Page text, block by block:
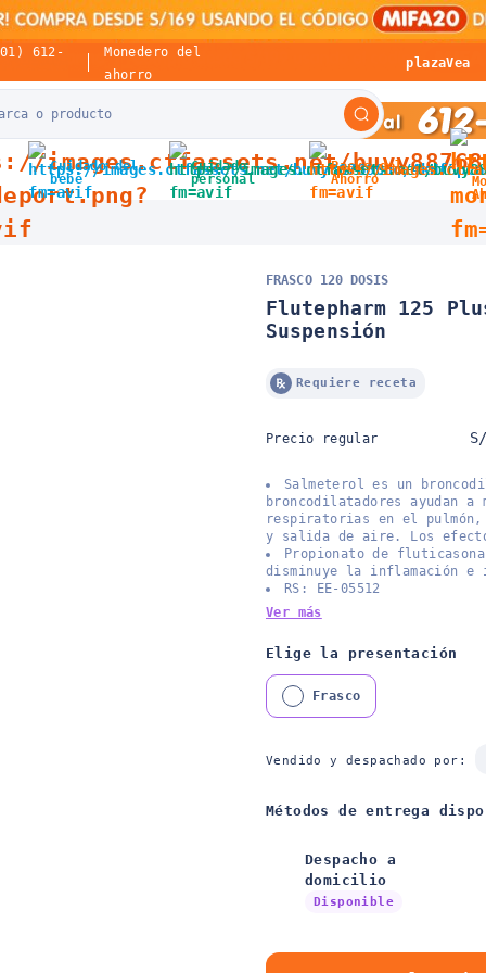
612-
Monedero del
ahorro
plazaVea
Cuidado del
bebé
Cuidado
personal
Packs del
Ahorro
FRASCO 120 DOSIS
Flutepharm 125
Suspensión
Requiere receta
Precio regular
Salmeterol es un
broncodilatadores ayudan
respiratorias en el
y salida de aire. Los
Propionato de
disminuye la inflamación
RS: EE-05512
Ver más
Elige la presentación
Frasco
Vendido y despachado por:
Métodos de entrega
Despacho a
domicilio
Disponible